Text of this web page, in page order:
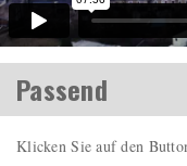
Passend
Klicken Sie auf den